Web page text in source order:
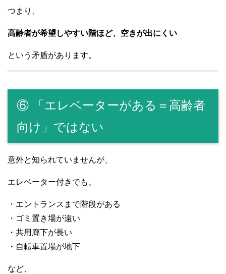
つまり、
高齢者が希望しやすい階ほど、空きが出にくい
という矛盾があります。
⑥ 「エレベーターがある＝高齢者
向け」ではない
意外と知られていませんが、
エレベーター付きでも、
・エントランスまで階段がある
・ゴミ置き場が遠い
・共用廊下が長い
・自転車置場が地下
など、